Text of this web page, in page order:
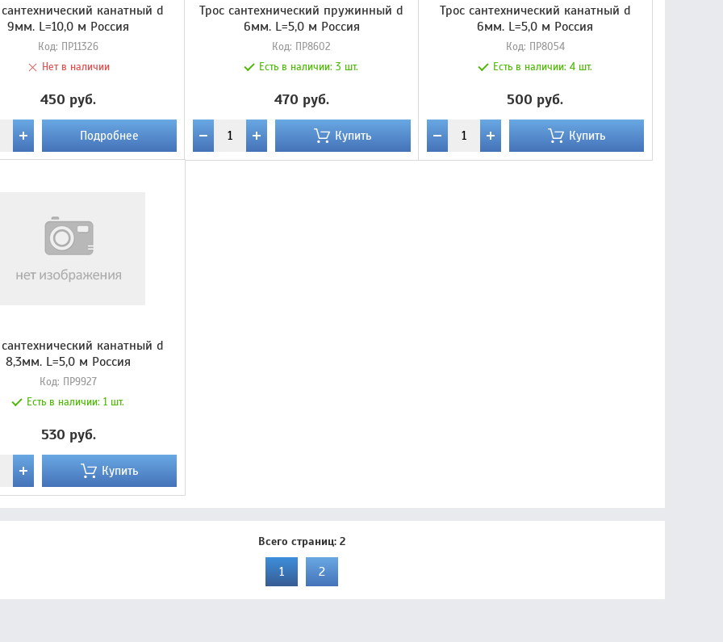
канатный d
9мм. L=10,0 м Россия
Код: ПР11326
Нет в наличии
450 руб.
Подробнее
Трос сантехнический пружинный d
6мм. L=5,0 м Россия
Код: ПР8602
Есть в наличии:3 шт.
470 руб.
Купить
Трос сантехнический канатный d
6мм. L=5,0 м Россия
Код: ПР8054
Есть в наличии: 4 шт.
500 руб.
Купить
канатный d
8,3мм. L=5,0 м Россия
Код: ПР9927
Есть в наличии:1 шт.
530 руб.
Купить
Всего страниц: 2
1 2